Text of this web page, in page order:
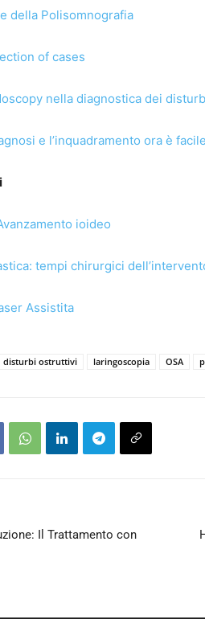
della Polisomnografia
of cases
nella diagnostica dei
e l’inquadramento ora è facile
ioideo
tempi chirurgici
Assistita
disturbi ostruttivi laringoscopia OSA
Il Trattamento con